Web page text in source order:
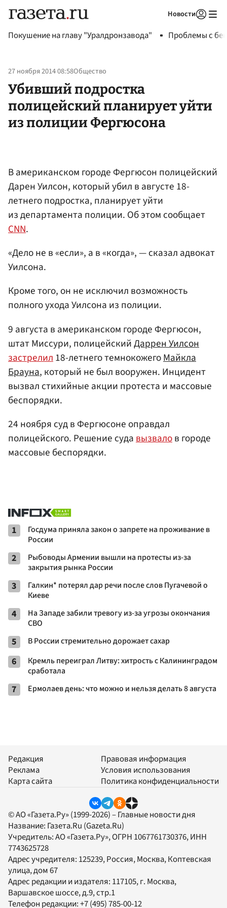
Новости
Покушение на главу "Уралдронзавода" Проблемы с
27 ноября 2014 08:58Общество
Убивший подростка
полицейский планирует уйти
из полиции Фергюсона
В американском городе Фергюсон полицейский
Дарен Уилсон, который убил в августе 18-
летнего подростка, планирует уйти
из департамента полиции. Об этом сообщает
CNN.
«Дело не в «если», а в «когда», — сказал адвокат
Уилсона.
Кроме того, он не исключил возможность
полного ухода Уилсона из полиции.
9 августа в американском городе Фергюсон,
штат Миссури, полицейскийДаррен Уилсон
застрелил 18-летнего темнокожегоМайкла
Брауна, который не был вооружен. Инцидент
вызвал стихийные акции протеста и массовые
беспорядки.
24 ноября суд в Фергюсоне оправдал
полицейского. Решение судавызвалов городе
массовые беспорядки.
1
Госдума приняла закон о запрете на проживание в
России
2
Рыбоводы Армении вышли на протесты из-за
закрытия рынка России
3
Галкин* потерял дар речи после слов Пугачевой о
Киеве
4
На Западе забили тревогу из-за угрозы окончания
СВО
5 В России стремительно дорожает сахар
6
Кремль переиграл Литву: хитрость с Калининградом
сработала
7 Ермолаев день: что можно и нельзя делать 8 августа
Редакция
Реклама
Карта сайта
Правовая информация
Условия использования
Политика конфиденциальности
© АО «Газета.Ру» (1999-2026) – Главные новости дня
Название: Газета.Ru (Gazeta.Ru)
Учредитель:АО «Газета.Ру», ОГРН 1067761730376, ИНН
7743625728
Адрес учредителя: 125239, Россия, Москва, Коптевская
улица, дом 67
Адрес редакции и издателя: 117105, г. Москва,
Варшавское шоссе, д.9, стр.1
Телефон редакции:+7 (495) 785-00-12